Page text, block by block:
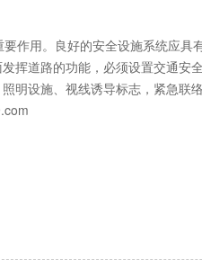
用。良好的安全设施系统应具
挥道路的功能，必须设置交通安
明设施、视线诱导标志，紧急联